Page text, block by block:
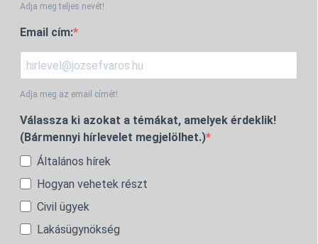
Adja meg teljes nevét!
Email cím:
Adja meg az email címét!
Válassza ki azokat a témákat, amelyek érdeklik!
(Bármennyi hírlevelet megjelölhet.)
Általános hírek
Hogyan vehetek részt
Civil ügyek
Lakásügynökség